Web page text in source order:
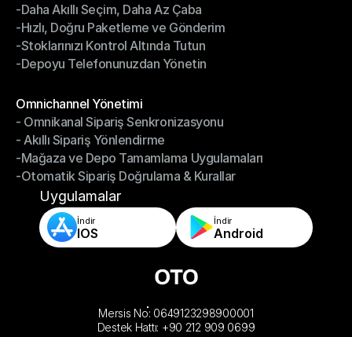
Depo Yönetimi
-Daha Akıllı Seçim, Daha Az Çaba
-Daha Akıllı Seçim, Daha Az Çaba
-Hızlı, Doğru Paketleme ve Gönderim
-Hızlı, Doğru Paketleme ve Gönderim
-Stoklarınızı Kontrol Altında Tutun
-Stoklarınızı Kontrol Altında Tutun
-Depoyu Telefonunuzdan Yönetin
Omnichannel Yönetimi
Omnichannel Yönetimi
- Omnikanal Sipariş Senkronizasyonu
- Omnikanal Sipariş Senkronizasyonu
- Akıllı Sipariş Yönlendirme
- Akıllı Sipariş Yönlendirme
-Mağaza ve Depo Tamamlama Uygulamaları
-Mağaza ve Depo Tamamlama Uygulamaları
-Otomatik Sipariş Doğrulama & Kurallar
-Otomatik Sipariş Doğrulama & Kurallar
Uygulamalar
İndir
IOS
İndir
Android
Mersis No: 0649123298900001
Destek Hattı: +90 212 909 0699